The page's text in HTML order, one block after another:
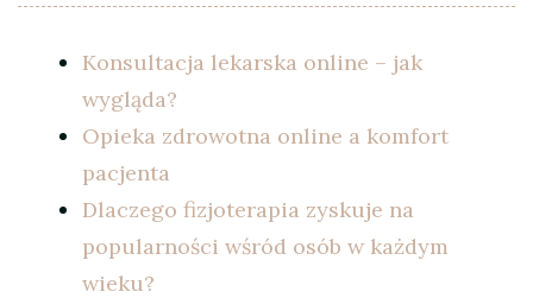
Konsultacja lekarska online – jak
wygląda?
Opieka zdrowotna online a komfort
pacjenta
Dlaczego fizjoterapia zyskuje na
popularności wśród osób w każdym
wieku?